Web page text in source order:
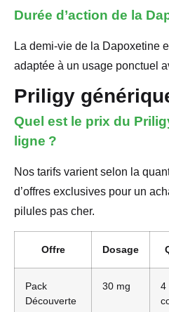
Durée d’action de la
La demi-vie de la Dapoxetine
adaptée à un usage ponctuel
Priligy
Quel est le prix du
ligne ?
Nos tarifs varient selon la
d’offres exclusives pour un
pilules pas cher.
Offre Dosage
Pack
Découverte
30 mg
4